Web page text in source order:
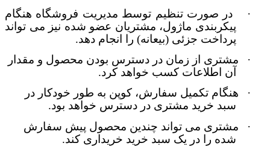
·
در صورت تنظیم توسط مدیریت فروشگاه هنگام
پیکربندی ماژول، مشتریان عضو شده نیز می تواند
پرداخت جزئی (بیعانه) را انجام دهد.
·
مشتری از زمان در دسترس بودن محصول و مقدار
آن اطلاعات کسب خواهد کرد.
·
هنگام تکمیل سفارش، کوپن به طور خودکار در
سبد خرید مشتری در دسترس خواهد بود.
·
مشتری می تواند چندین محصول پیش سفارش
شده را در یک سبد خرید خریداری کند.